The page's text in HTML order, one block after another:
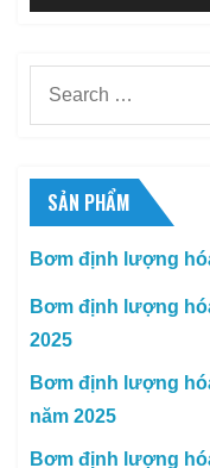
SẢN PHẨM
Bơm định lượng
Bơm định lượng
2025
Bơm định lượng
năm 2025
Bơm định lượng